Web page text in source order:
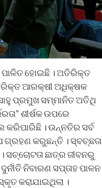
ପାଳିତ ହୋଇଛି । ଅତିରିକ୍ତ
ଆରକ୍ଷୀ ଅଧିକ୍ଷକ
ପ୍ରମୁଖ ସମ୍ମାନିତ ଅତିଥି
ଶୀର୍ଷକ ଉପରେ
। ଉନ୍ନତିର ସର୍ବ
ଗ୍ରହଣ କରୁଛନ୍ତି । ସ୍ବଚ୍ଛତା
ସଚ୍ଚୋଟତା ଛାତ୍ର ଜୀବନରୁ
ନିବାରଣ ସପ୍ତାହ ପାଳନ
କରାଯାଇଥିଲା ।